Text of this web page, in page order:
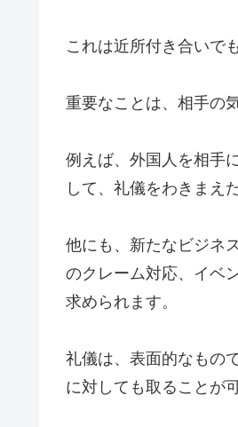
これは近所付き合いで
重要なことは、相手の
例えば、外国人を相手
して、礼儀をわきまえ
他にも、新たなビジネ
のクレーム対応、イベ
求められます。
礼儀は、表面的なもの
に対しても取ることが